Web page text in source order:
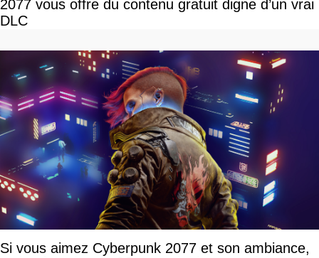
2077 vous offre du contenu gratuit digne d’un vrai
DLC
Si vous aimez Cyberpunk 2077 et son ambiance,